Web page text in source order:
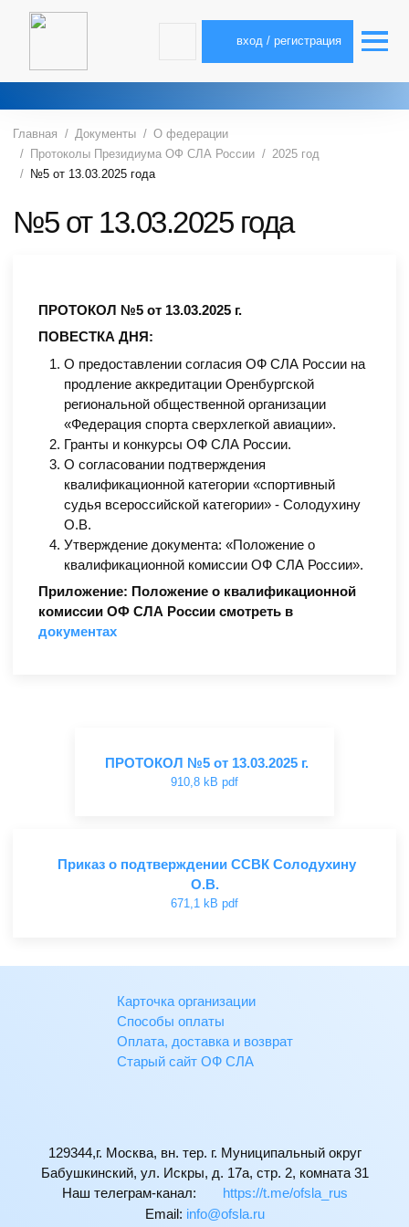
вход / регистрация
Главная Документы
О федерации
Протоколы Президиума ОФ СЛА России
2025 год
№5 от 13.03.2025 года
№5 от 13.03.2025 года
ПРОТОКОЛ №5 от 13.03.2025 г.
ПОВЕСТКА ДНЯ:
О предоставлении согласия ОФ СЛА России на
продление аккредитации Оренбургской
региональной общественной организации
«Федерация спорта сверхлегкой авиации».
Гранты и конкурсы ОФ СЛА России.
О согласовании подтверждения
квалификационной категории «спортивный
судья всероссийской категории» - Солодухину
О.В.
Утверждение документа: «Положение о
квалификационной комиссии ОФ СЛА России».
Приложение: Положение о квалификационной
комиссии ОФ СЛА России смотреть в
документах
ПРОТОКОЛ №5 от 13.03.2025 г.
910,8 kB pdf
Приказ о подтверждении ССВК Солодухину
О.В.
671,1 kB pdf
Карточка организации
Способы оплаты
Оплата, доставка и возврат
Старый сайт ОФ СЛА
129344,г. Москва, вн. тер. г. Муниципальный округ
Бабушкинский, ул. Искры, д. 17а, стр. 2, комната 31
Наш телеграм-канал:
https://t.me/ofsla_rus
Email: ur.alsfo@ofni